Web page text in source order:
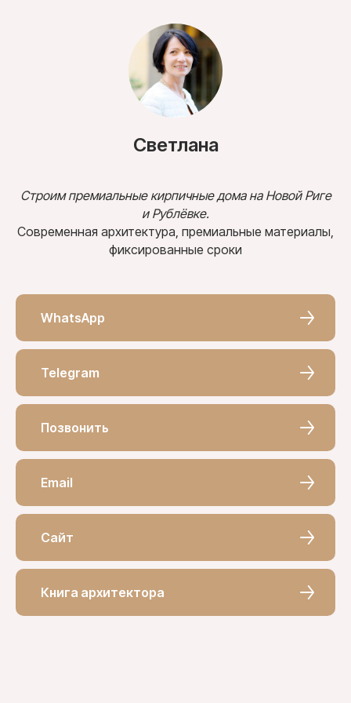
Светлана
Строим премиальные кирпичные дома на Новой Риге
и Рублёвке.
Современная архитектура, премиальные материалы,
фиксированные сроки
WhatsApp
Telegram
Позвонить
Email
Сайт
Книга архитектора